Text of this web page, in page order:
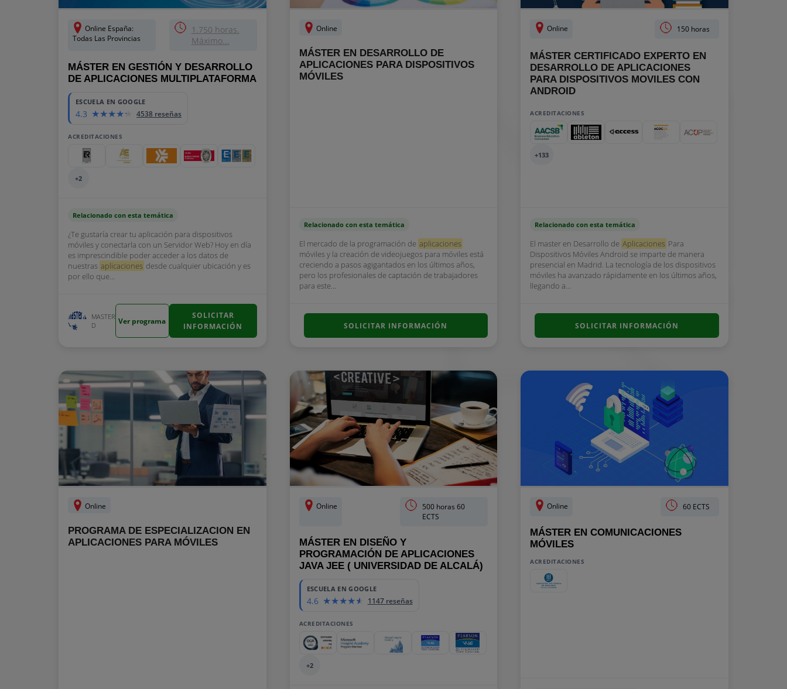
Online España:
Todas Las Provincias
1.750 horas.
Máximo...
MÁSTER EN GESTIÓN Y DESARROLLO
DE APLICACIONES MULTIPLATAFORMA
ESCUELA EN GOOGLE
4.3 4538 reseñas
ACREDITACIONES
+2
Relacionado con esta temática
¿Te gustaría crear tu aplicación para dispositivos
móviles y conectarla con un Servidor Web? Hoy en día
es imprescindible poder acceder a los datos de
nuestras aplicaciones desde cualquier ubicación y es
por ello que...
MASTER
D
Ver programa
SOLICITAR
INFORMACIÓN
Online
MÁSTER EN DESARROLLO DE
APLICACIONES PARA DISPOSITIVOS
MÓVILES
Relacionado con esta temática
El mercado de la programación de aplicaciones
móviles y la creación de videojuegos para móviles está
creciendo a pasos agigantados en los últimos años,
pero los profesionales de captación de trabajadores
para este...
SOLICITAR INFORMACIÓN
Online 150 horas
MÁSTER CERTIFICADO EXPERTO EN
DESARROLLO DE APLICACIONES
PARA DISPOSITIVOS MOVILES CON
ANDROID
ACREDITACIONES
+133
Relacionado con esta temática
El master en Desarrollo de Aplicaciones Para
Dispositivos Móviles Android se imparte de manera
presencial en Madrid. La tecnología de los dispositivos
móviles ha avanzado rápidamente en los últimos años,
llegando a...
SOLICITAR INFORMACIÓN
Online
PROGRAMA DE ESPECIALIZACION EN
APLICACIONES PARA MÓVILES
Online
500 horas 60
ECTS
MÁSTER EN DISEÑO Y
PROGRAMACIÓN DE APLICACIONES
JAVA JEE ( UNIVERSIDAD DE ALCALÁ)
ESCUELA EN GOOGLE
4.6 1147 reseñas
ACREDITACIONES
+2
Online 60 ECTS
MÁSTER EN COMUNICACIONES
MÓVILES
ACREDITACIONES